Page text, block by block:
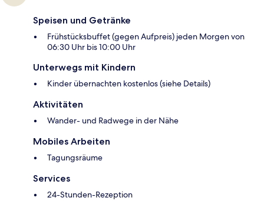
Speisen und Getränke
Frühstücksbuffet (gegen Aufpreis) jeden Morgen von
06:30 Uhr bis 10:00 Uhr
Unterwegs mit Kindern
Kinder übernachten kostenlos (siehe Details)
Aktivitäten
Wander- und Radwege in der Nähe
Mobiles Arbeiten
Tagungsräume
Services
24-Stunden-Rezeption